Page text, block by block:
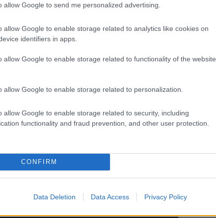
allow Google to send me personalized advertising.
allow Google to enable storage related to analytics like cookies on
identifiers in apps.
allow Google to enable storage related to functionality of the website
allow Google to enable storage related to personalization.
allow Google to enable storage related to security, including
functionality and fraud prevention, and other user protection.
CONFIRM
Data Deletion Data Access Privacy Policy
3 szavazat
1 szavazat
a játékvezetőknél – kattints!